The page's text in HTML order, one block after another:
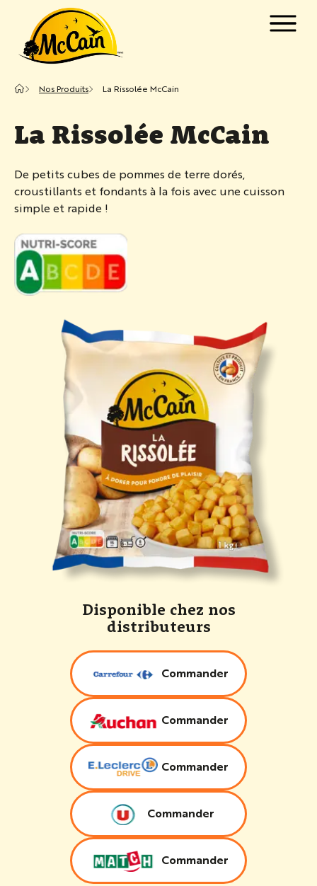
Passer au contenu principal
submenu for "Produits"
Nos Produits La Rissolée McCain
La Rissolée McCain
De petits cubes de pommes de terre dorés,
croustillants et fondants à la fois avec une cuisson
simple et rapide !
Disponible chez nos
distributeurs
Commander
Commander
Commander
Commander
Commander